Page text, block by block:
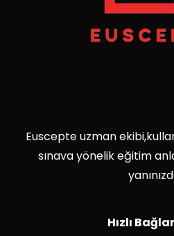
Euscepte uzman
sınava yönelik eğitim
Hızlı